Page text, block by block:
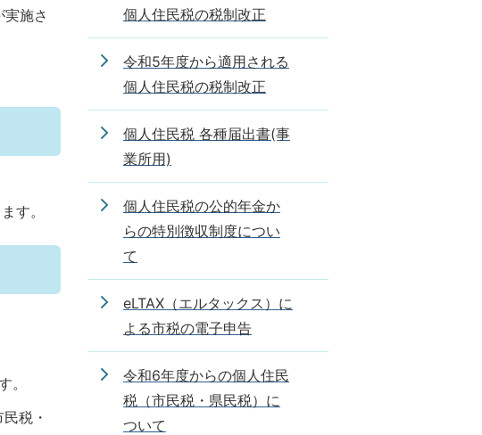
施さ
す。
。
税・
個人住民税の税制改正
令和5年度から適用される
個人住民税の税制改正
個人住民税 各種届出書(事
業所用)
個人住民税の公的年金か
らの特別徴収制度につい
て
eLTAX（エルタックス）に
よる市税の電子申告
令和6年度からの個人住民
税（市民税・県民税）に
ついて